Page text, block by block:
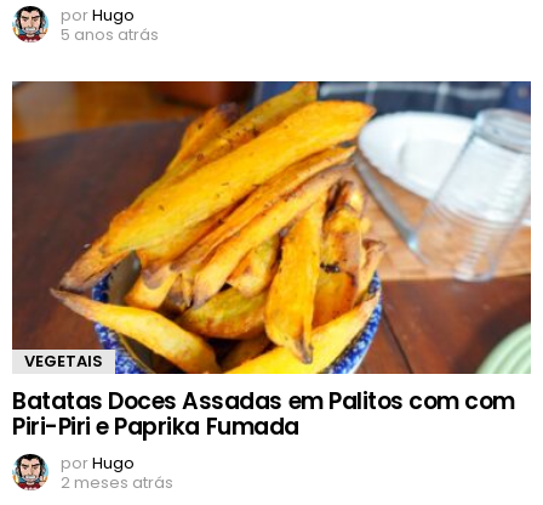
porHugo
5 anos atrás
VEGETAIS
Batatas Doces Assadas em Palitos com com
Piri-Piri e Paprika Fumada
porHugo
2 meses atrás